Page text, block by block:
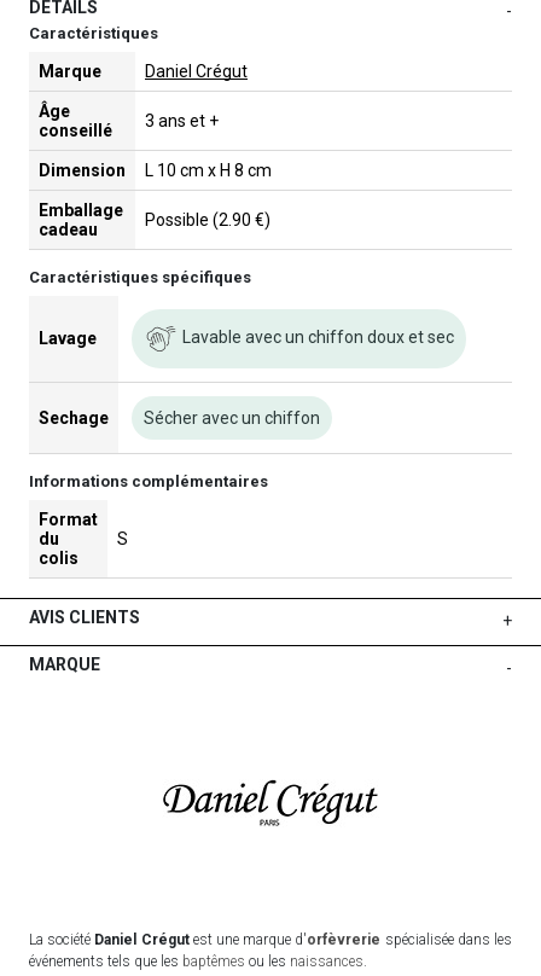
DETAILS -
Caractéristiques
Marque Daniel Crégut
Âge
conseillé
3 ans et +
Dimension L 10 cm x H 8 cm
Emballage
cadeau
Possible (2.90 €)
Caractéristiques spécifiques
Lavage Lavable avec un chiffon doux et sec
Sechage Sécher avec un chiffon
Informations complémentaires
Format
du
colis
S
AVIS CLIENTS +
MARQUE -
La société Daniel Crégutest une marque d'orfèvrerie spécialisée dans les
événements tels que les baptêmes ou les naissances